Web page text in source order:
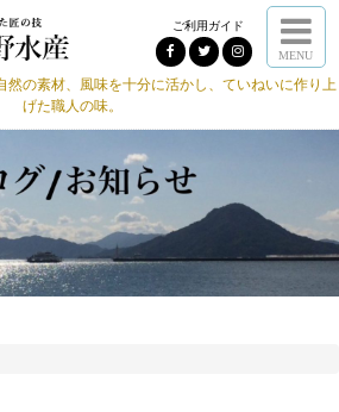
ご利用ガイド
MENU
然の素材、風味を十分に活かし、ていねいに作り上
げた職人の味。